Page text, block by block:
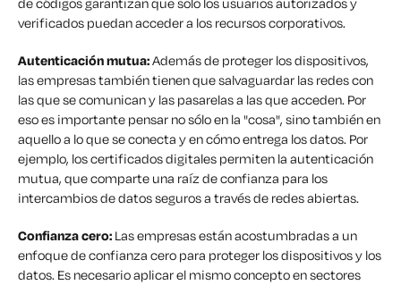
verificados puedan acceder a los recursos corporativos.
Autenticación mutua:Además de proteger los dispositivos,
las empresas también tienen que salvaguardar las redes con
las que se comunican y las pasarelas a las que acceden. Por
eso es importante pensar no sólo en la "cosa", sino también en
aquello a lo que se conecta y en cómo entrega los datos. Por
ejemplo, los certificados digitales permiten la autenticación
mutua, que comparte una raíz de confianza para los
intercambios de datos seguros a través de redes abiertas.
Confianza cero: Las empresas están acostumbradas a un
enfoque de confianza cero para proteger los dispositivos y los
datos. Es necesario aplicar el mismo concepto en sectores